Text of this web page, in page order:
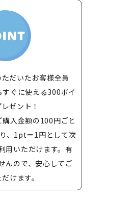
だいたお客様全員
ぐに使える300ポイ
ゼント！
入金額の100円ごと
、1pt＝1円として次
用いただけます。有
んので、安心してご
けます。